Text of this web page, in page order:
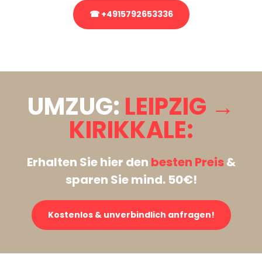
☎ +4915792653336
UMZUG: LEIPZIG →
KIRIKKALE:
Erhalten Sie hier den besten Preis&
sparen Sie mind. 50€!
Kostenlos & unverbindlich anfragen!